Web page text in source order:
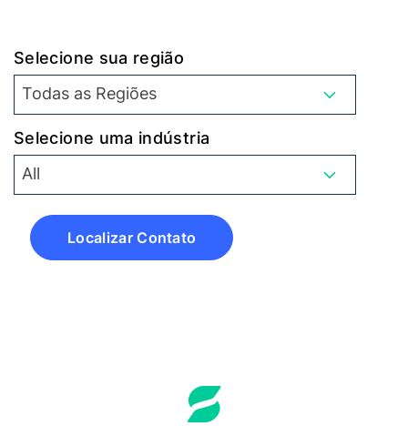
Selecione sua região
Todas as Regiões
Selecione uma indústria
All
Localizar Contato